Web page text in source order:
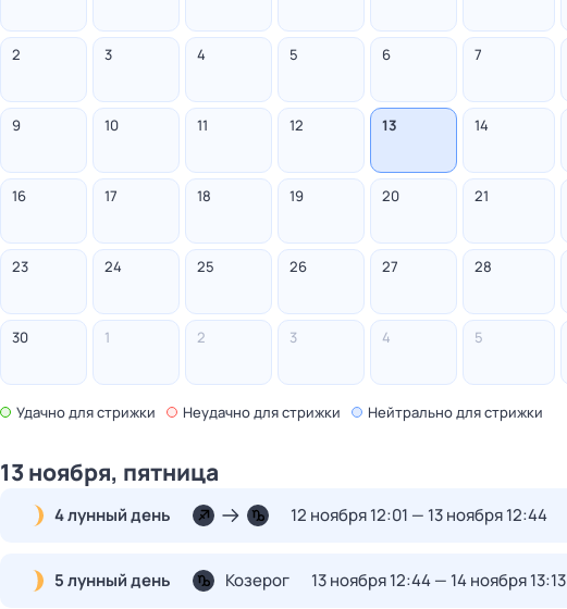
Эпиляция
2 3 4 5 6 7
9 10 11 12 13 14
16 17 18 19 20 21
23 24 25 26 27 28
30 1 2 3 4 5
Удачнодля стрижки Неудачнодля стрижки Нейтральнодля стрижки
13 ноября, пятница
4 лунный день 12 ноября 12:01 — 13 ноября 12:44
5 лунный день Козерог 13 ноября 12:44 — 14 ноября 13:13